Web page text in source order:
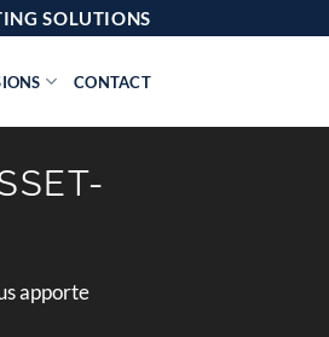
SOLUTIONS
CONTACT
apporte